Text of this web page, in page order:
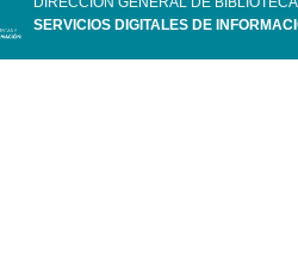
SERVICIOS DIGITALES DE